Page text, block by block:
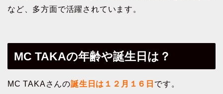
など、多方面で活躍されています。
MC TAKAの年齢や誕生日は？
MC TAKAさんの誕生日は１２月１６日 です。